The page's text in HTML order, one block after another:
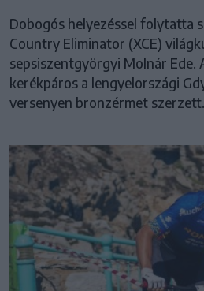
Dobogós helyezéssel folytatta
Country Eliminator (XCE)
sepsiszentgyörgyi Molnár Ede.
kerékpáros a lengyelországi
versenyen bronzérmet szerzett.